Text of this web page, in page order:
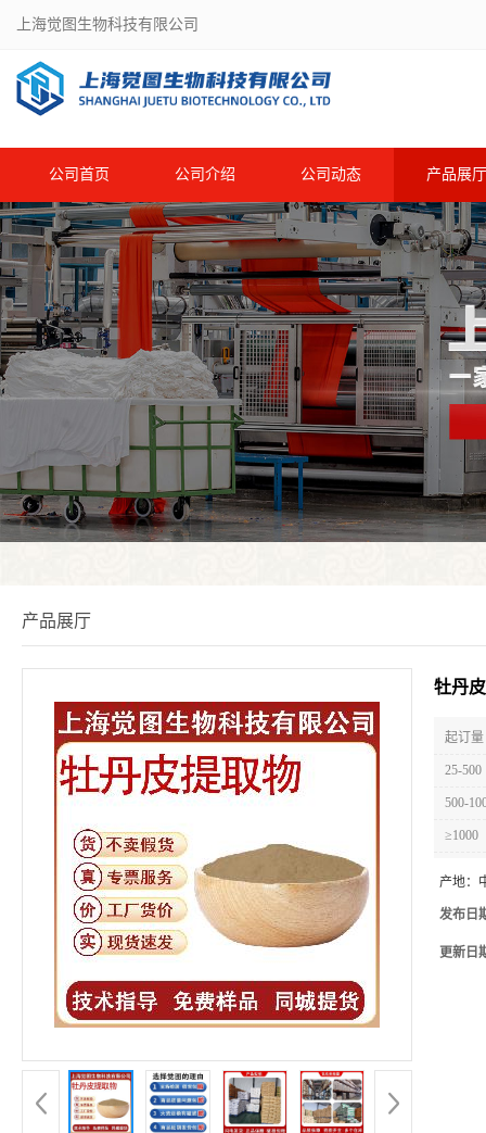
上海觉图生物科技有限公司
公司首页 公司介绍 公司动态 产品展厅
产品展厅
牡丹
起订
25-500
500-
≥1000
产地：
发布日
更新日